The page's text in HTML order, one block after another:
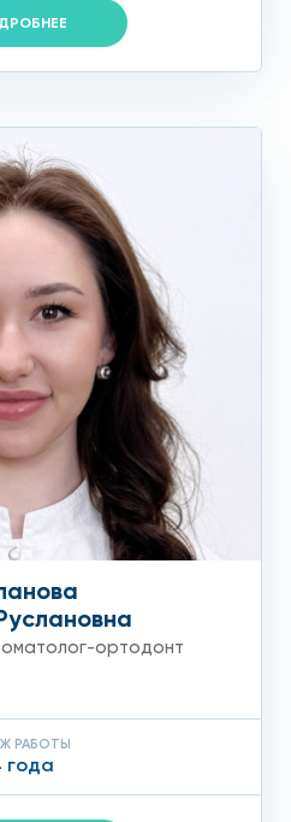
ортодонт
РАБОТЫ
года